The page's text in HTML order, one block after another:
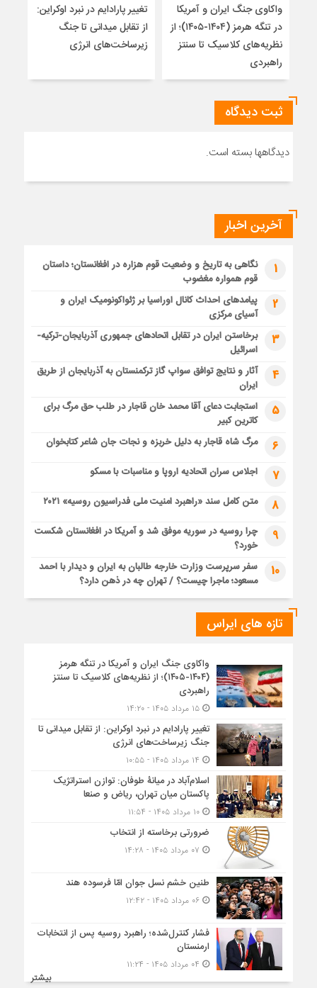
واکاوی جنگ ایران و آمریکا
در تنگه هرمز (۱۴۰۴-۱۴۰۵)؛ از
نظریه‌های کلاسیک تا سنتز
راهبردی
تغییر پارادایم در نبرد اوکراین:
از تقابل میدانی تا جنگ
زیرساخت‌های انرژی
ثبت دیدگاه
دیدگاهها بسته است.
آخرین اخبار
1
نگاهی به تاریخ و وضعیت قوم هزاره در افغانستان؛ داستان
قوم همواره مغضوب
2
پیامدهای احداث کانال اوراسیا بر ژئواکونومیک ایران و
آسیای مرکزی
3
برخاستن ایران در تقابل اتحادهای جمهوری آذربایجان-ترکیه-
اسرائیل
4
آثار و نتایج توافق سواپ گاز ترکمنستان به آذربایجان از طریق
ایران
5
استجابت دعای آقا محمد خان قاجار در طلب حق مرگ برای
کاترین کبیر
6 مرگ شاه قاجار به دلیل خربزه و نجات جان شاعر کتابخوان
7 اجلاس سران اتحادیه اروپا و مناسبات با مسکو
8 متن کامل سند «راهبرد امنیت ملی فدراسیون روسیه» ۲۰۲۱
9
چرا روسیه در سوریه موفق شد و آمریکا در افغانستان شکست
خورد؟
10
سفر سرپرست وزارت خارجه طالبان به ایران و دیدار با احمد
مسعود؛ ماجرا چیست؟ / تهران چه در ذهن دارد؟
تازه های ایراس
واکاوی جنگ ایران و آمریکا در تنگه هرمز
(۱۴۰۴-۱۴۰۵)؛ از نظریه‌های کلاسیک تا سنتز
راهبردی
۱۵ مرداد ۱۴۰۵ - ۱۴:۲۰
تغییر پارادایم در نبرد اوکراین: از تقابل میدانی تا
جنگ زیرساخت‌های انرژی
اسلام‌آباد در میانۀ طوفان: توازن استراتژیک
پاکستان میان تهران، ریاض و صنعا
۱۰ مرداد ۱۴۰۵ - ۱۱:۵۴
ضرورتی برخاسته از انتخاب
طنین خشم نسل جوان امّا فرسوده هند
۰۶ مرداد ۱۴۰۵ - ۱۲:۴۲
فشار کنترل‌شده؛ راهبرد روسیه پس از انتخابات
ارمنستان
بیشتر